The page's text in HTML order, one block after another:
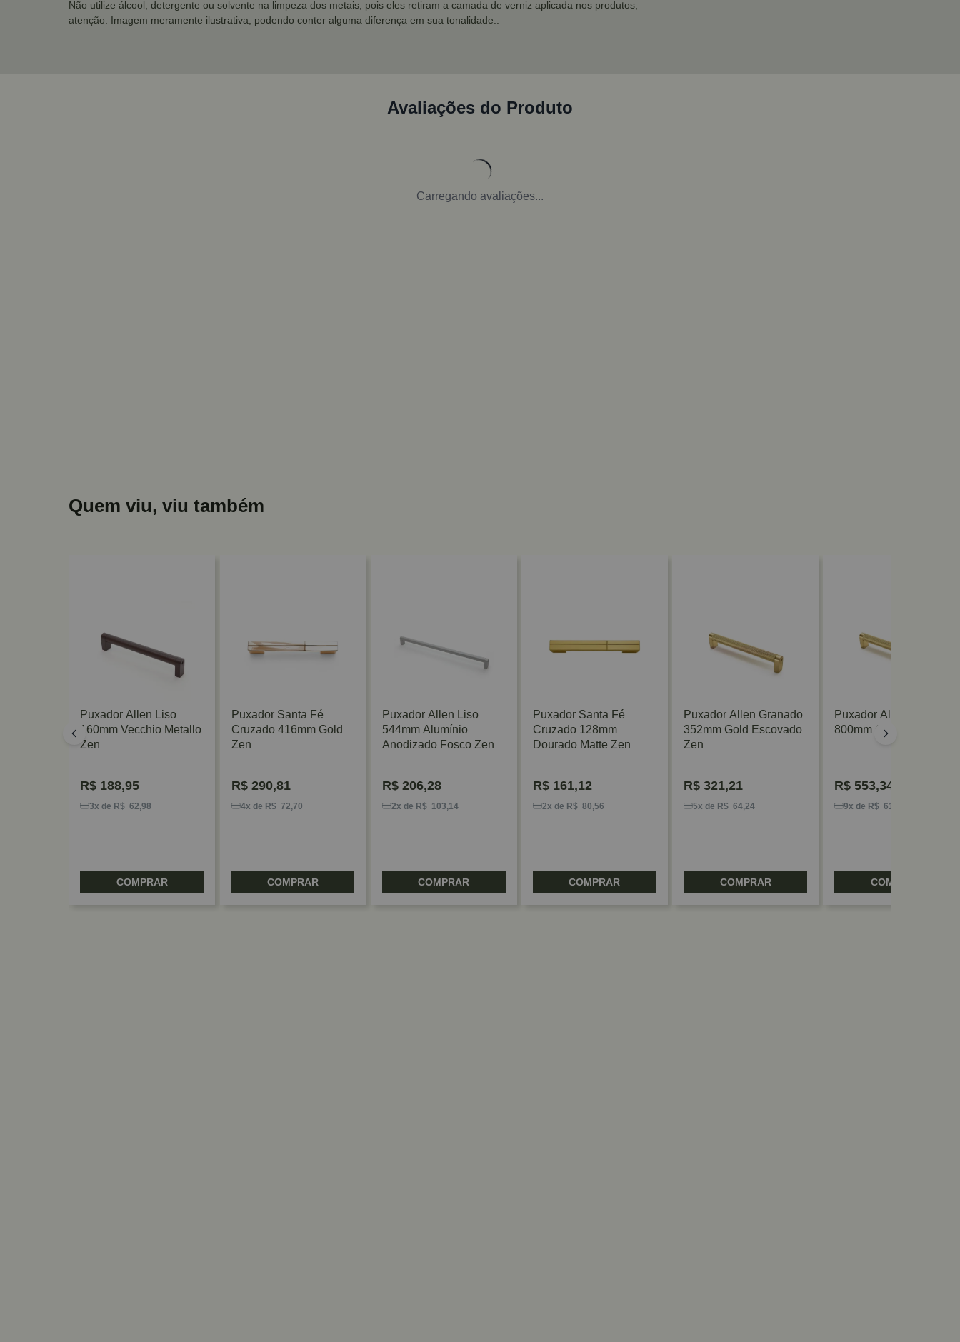
Não utilize álcool, detergente ou solvente na limpeza dos metais, pois eles retiram a camada de verniz aplicada nos produtos;
atenção: Imagem meramente ilustrativa, podendo conter alguma diferença em sua tonalidade..
Avaliações do Produto
Carregando avaliações...
Quem viu, viu também
Puxador Allen Liso
160mm Vecchio Metallo
Zen
R$ 188,95
3x de R$ 62,98
COMPRAR
Puxador Santa Fé
Cruzado 416mm Gold
Zen
R$290,81
4x de R$ 72,70
COMPRAR
Puxador Allen Liso
544mm Alumínio
Anodizado Fosco Zen
R$206,28
2x de R$ 103,14
COMPRAR
Puxador Santa Fé
Cruzado 128mm
Dourado Matte Zen
R$161,12
2x de R$ 80,56
COMPRAR
Puxador Allen Granado
352mm Gold Escovado
Zen
R$ 321,21
5x de R$ 64,24
COMPRAR
Puxador Allen Granado
800mm Gold Zen
R$ 553,34
9x de R$ 61,48
COMPRAR